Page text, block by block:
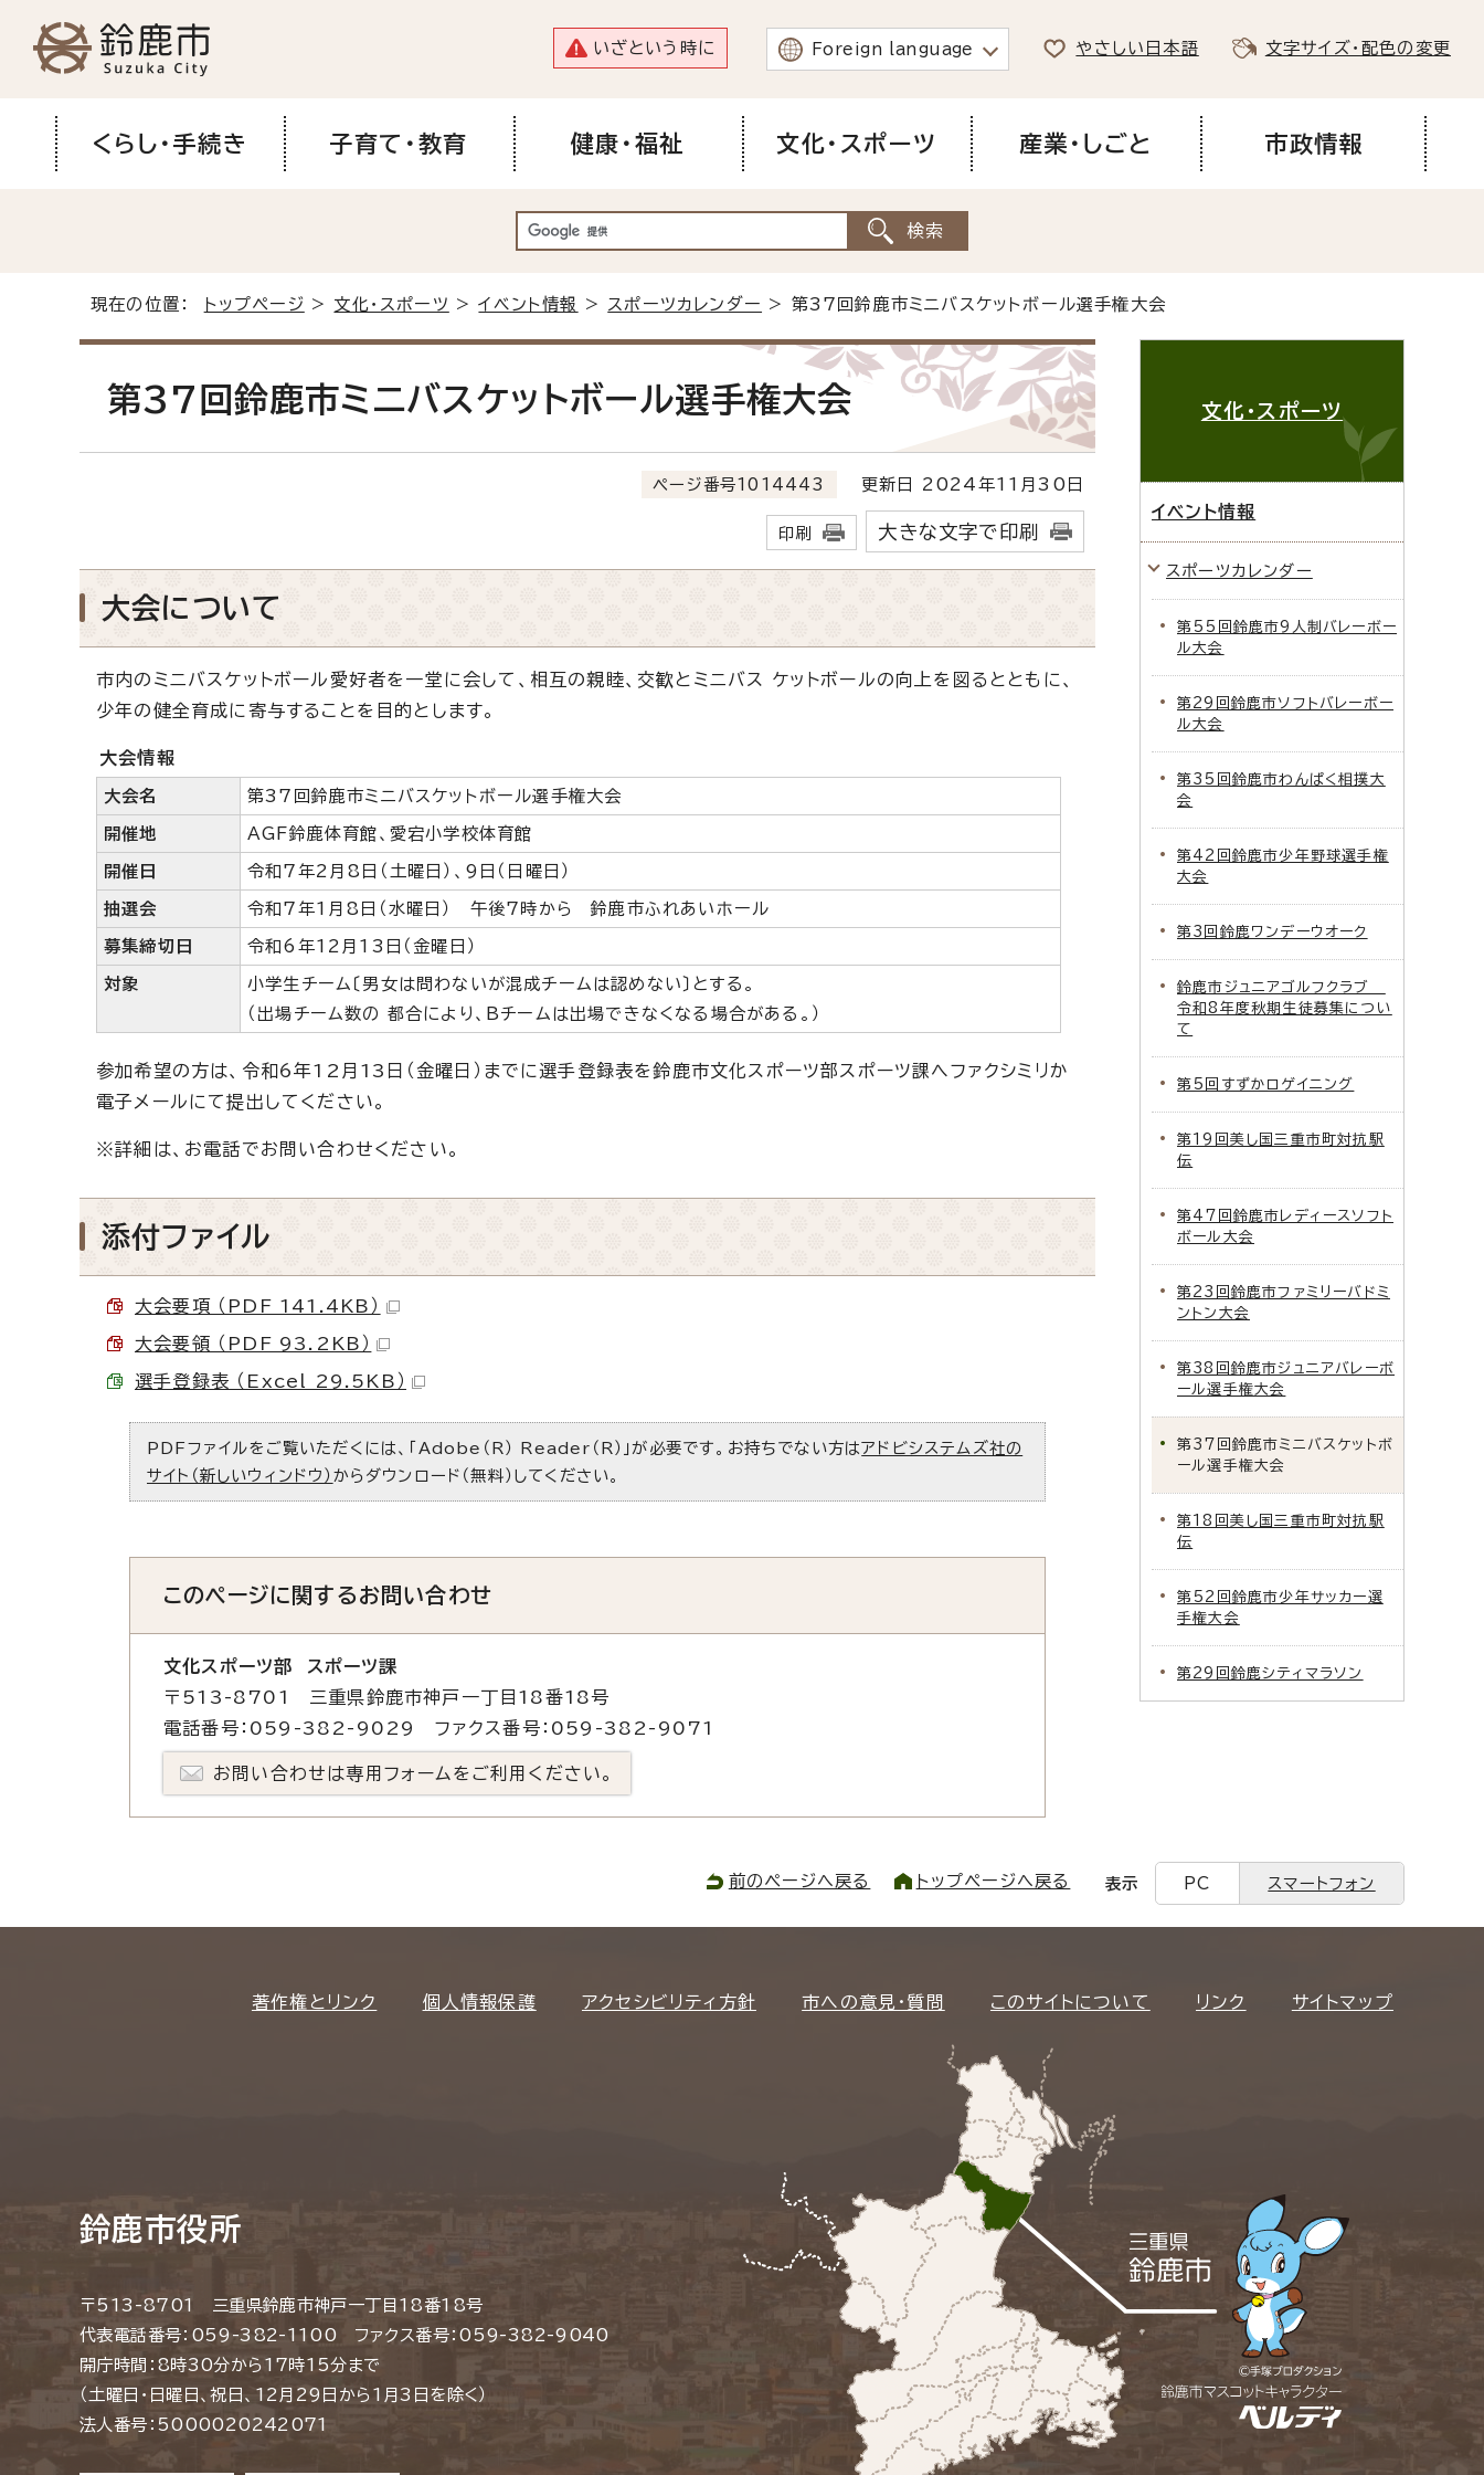
いざという時に Foreign language やさしい日本語 文字サイズ・配色の変更
くらし・手続き 子育て・教育 健康・福祉 文化・スポーツ 産業・しごと 市政情報
現在の位置： トップページ > 文化・スポーツ >イベント情報 > スポーツカレンダー > 第37回鈴鹿市ミニバスケットボール選手権大会
第37回鈴鹿市ミニバスケットボール選手権大会
ページ番号1014443 更新日 2024年11月30日
印刷 大きな文字で印刷
大会について
市内のミニバスケットボール愛好者を一堂に会して、相互の親睦、交歓とミニバス ケットボールの向上を図るとともに、
少年の健全育成に寄与することを目的とします。
大会情報
大会名 第37回鈴鹿市ミニバスケットボール選手権大会
開催地 AGF鈴鹿体育館、愛宕小学校体育館
開催日 令和7年2月8日（土曜日）、9日（日曜日）
抽選会 令和7年1月8日（水曜日） 午後7時から 鈴鹿市ふれあいホール
募集締切日 令和6年12月13日（金曜日）
対象
小学生チーム〔男女は問わないが混成チームは認めない〕とする。
（出場チーム数の 都合により、Bチームは出場できなくなる場合がある。）
参加希望の方は、令和6年12月13日（金曜日）までに選手登録表を鈴鹿市文化スポーツ部スポーツ課へファクシミリか
電子メールにて提出してください。
※詳細は、お電話でお問い合わせください。
添付ファイル
大会要項 （PDF 141.4KB）
大会要領 （PDF 93.2KB）
選手登録表 （Excel 29.5KB）
PDFファイルをご覧いただくには、「Adobe（R） Reader（R）」が必要です。お持ちでない方はアドビシステムズ社の
サイト（新しいウィンドウ） からダウンロード（無料）してください。
このページに関するお問い合わせ
文化スポーツ部 スポーツ課
〒513-8701 三重県鈴鹿市神戸一丁目18番18号
電話番号：059-382-9029 ファクス番号：059-382-9071
お問い合わせは専用フォームをご利用ください。
文化・スポーツ
イベント情報
スポーツカレンダー
第55回鈴鹿市9人制バレーボー
ル大会
第29回鈴鹿市ソフトバレーボー
ル大会
第35回鈴鹿市わんぱく相撲大
会
第42回鈴鹿市少年野球選手権
大会
第3回鈴鹿ワンデーウオーク
鈴鹿市ジュニアゴルフクラブ
令和8年度秋期生徒募集につい
て
第5回すずかロゲイニング
第19回美し国三重市町対抗駅
伝
第47回鈴鹿市レディースソフト
ボール大会
第23回鈴鹿市ファミリーバドミ
ントン大会
第38回鈴鹿市ジュニアバレーボ
ール選手権大会
第37回鈴鹿市ミニバスケットボ
ール選手権大会
第18回美し国三重市町対抗駅
伝
第52回鈴鹿市少年サッカー選
手権大会
第29回鈴鹿シティマラソン
前のページへ戻る トップページへ戻る 表示 PC スマートフォン
著作権とリンク 個人情報保護 アクセシビリティ方針 市への意見・質問 このサイトについて リンク サイトマップ
鈴鹿市役所
〒513-8701 三重県鈴鹿市神戸一丁目18番18号
代表電話番号：059-382-1100 ファクス番号：059-382-9040
開庁時間：8時30分から17時15分まで
（土曜日・日曜日、祝日、12月29日から1月3日を除く）
法人番号：5000020242071